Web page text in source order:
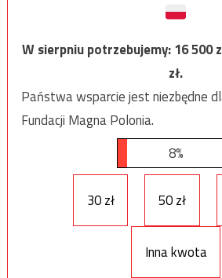
W sierpniu potrzebujemy:16 500
zł.
Państwa wsparcie jest niezbędne
Fundacji Magna Polonia.
8%
30 zł 50 zł
Inna kwota